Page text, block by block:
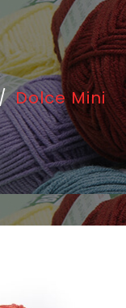
/ Dolce Mini